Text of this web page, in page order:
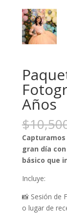
Años
$
gran día
básico que
Incluye:
📸 Sesión de
o lugar de